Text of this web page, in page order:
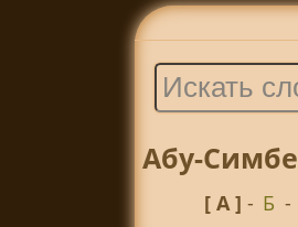
Абу-
[ А ] - Б -